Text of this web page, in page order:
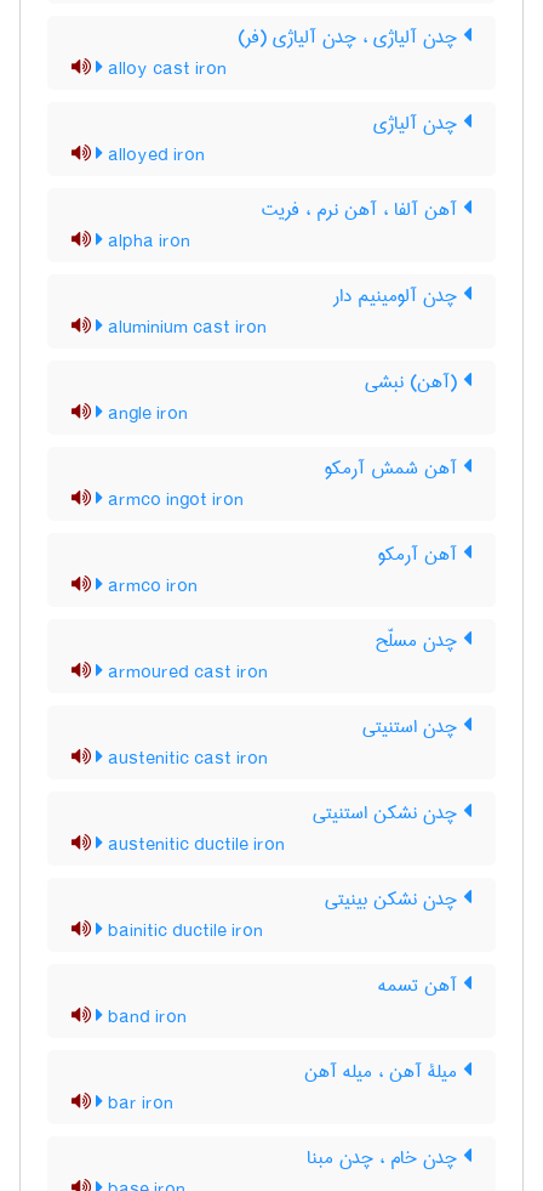
چدن آلیاژی ، چدن آلیاژی (فر)
alloy cast iron
چدن آلیاژی
alloyed iron
آهن آلفا ، آهن نرم ، فریت
alpha iron
چدن آلومینیم دار
aluminium cast iron
(آهن) نبشی
angle iron
آهن شمش آرمکو
armco ingot iron
آهن آرمکو
armco iron
چدن مسلّح
armoured cast iron
چدن استنیتی
austenitic cast iron
چدن نشکن استنیتی
austenitic ductile iron
چدن نشکن بینیتی
bainitic ductile iron
آهن تسمه
band iron
میلۀ آهن ، میله آهن
bar iron
چدن خام ، چدن مبنا